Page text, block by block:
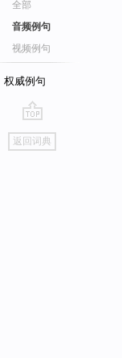
全部
音频例句
视频例句
权威例句
go
top
返回词典